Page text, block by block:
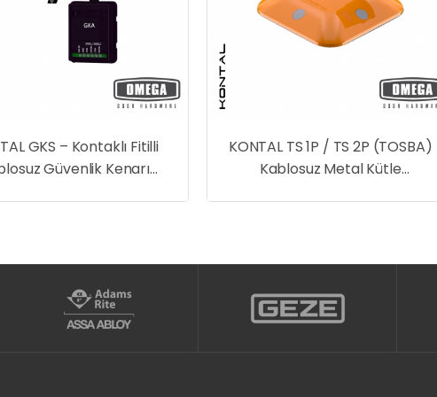
TS 1P / TS 2P (TOSBA)
Metal Kütle
KONTAL RDR2 – Otomatik Kapı
Radarı